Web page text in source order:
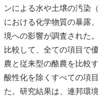
ンによる水や土壌の汚染（
における化学物質の暴露
境への影響が調査された
比較して、全ての項目で
農と従来型の酪農を比較
酸性化を除くすべての項
た。研究結果は、連邦環